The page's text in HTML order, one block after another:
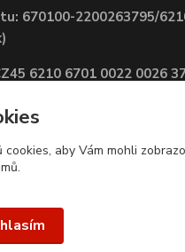
670100-2200263795/
6210 6701 0022 0026
cookies, aby Vám mohli